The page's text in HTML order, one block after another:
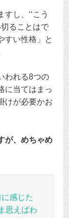
し、‘‘こう
ることはで
すい性格」と
われる8つの
に当てはまっ
けが必要かお
が、めちゃめ
感じた
思えばわ